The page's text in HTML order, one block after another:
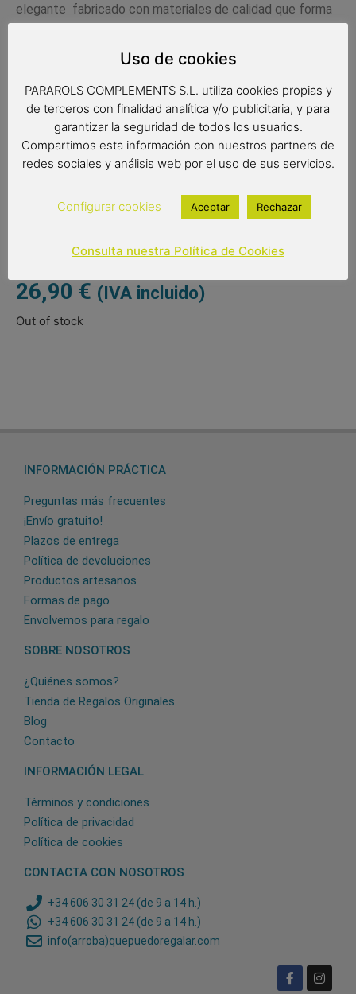
elegante fabricado con materiales de calidad que forma
parte de la nueva colección de Devota & Lomba. Es un
viento. Tiene un tejido pongee de calidad, extra
resistente con un bonito diseño floral con diferentes
colores entre los que predomina el amarillo.
Complemento de moda de calidad.
Paraguas antiviento
Color del producto: multicolor
Paraguas de 8 varillas de 54 cm
Medidas: 28 cm de largo cerrado
Paraguas manual
26,90 € (IVA incluido)
Out of stock
INFORMACIÓN PRÁCTICA
Preguntas más frecuentes
¡Envío gratuito!
Plazos de entrega
Política de devoluciones
Productos artesanos
Formas de pago
Envolvemos para regalo
SOBRE NOSOTROS
¿Quiénes somos?
Tienda de Regalos Originales
Blog
Contacto
INFORMACIÓN LEGAL
Términos y condiciones
Política de privacidad
Política de cookies
CONTACTA CON NOSOTROS
+34 606 30 31 24 (de 9 a 14 h.)
+34 606 30 31 24 (de 9 a 14 h.)
info(arroba)quepuedoregalar.com
Uso de cookies
PARAROLS COMPLEMENTS S.L. utiliza cookies propias y
de terceros con finalidad analítica y/o publicitaria, y para
garantizar la seguridad de todos los usuarios.
Compartimos esta información con nuestros partners de
redes sociales y análisis web por el uso de sus servicios.
Configurar cookies Aceptar Rechazar
Consulta nuestra Política de Cookies